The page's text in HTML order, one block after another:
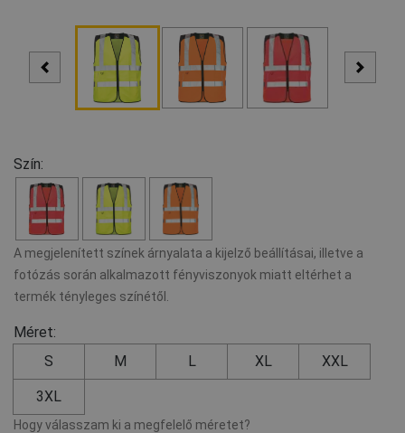
Szín:
A megjelenített színek árnyalata a kijelző beállításai, illetve a
fotózás során alkalmazott fényviszonyok miatt eltérhet a
termék tényleges színétől.
Méret:
S
M L XL XXL
3XL
Hogy válasszam ki a megfelelő méretet?